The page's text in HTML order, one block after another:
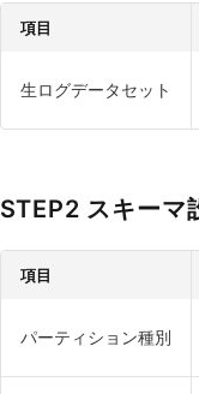
項目
生ログデータセット
STEP2 スキーマ
項目
パーティション種別